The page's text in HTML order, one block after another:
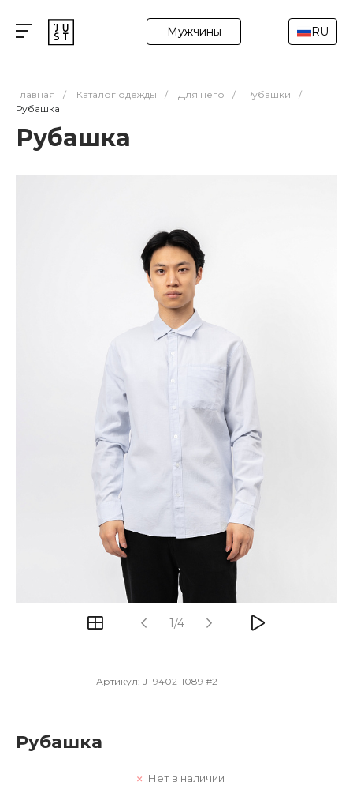
Мужчины RU
Главная / Каталог одежды / Для него / Рубашки
/
Рубашка
Рубашка
1/4
Артикул: JT9402-1089 #2
Рубашка
Нет в наличии